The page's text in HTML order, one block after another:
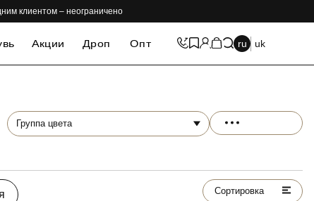
клиентом – неограничено
Акции Дроп Опт ru uk
Группа цвета
Сортировка